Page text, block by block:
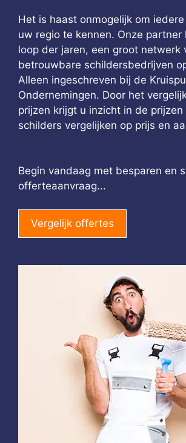
Het is haast onmogelijk om
uw regio te kennen. Onze partner
loop der jaren, een groot netwerk
betrouwbare schildersbedrijven
Alleen ingeschreven bij de
Ondernemingen. Door het
prijzen krijgt u inzicht in de prijzen
schilders vergelijken op prijs en
Begin vandaag met besparen en
offerteaanvraag...
Vergelijk offertes